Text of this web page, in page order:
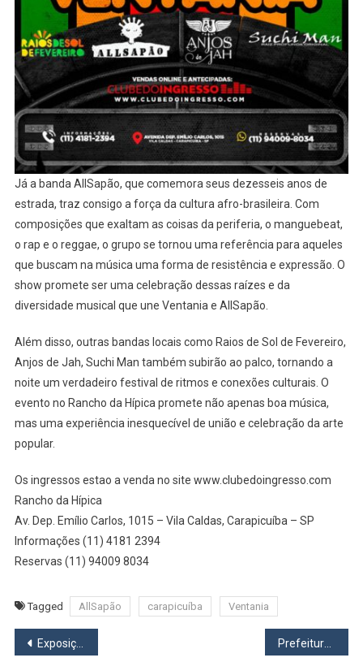
Já a banda AllSapão, que comemora seus dezesseis anos de
estrada, traz consigo a força da cultura afro-brasileira. Com
composições que exaltam as coisas da periferia, o manguebeat,
o rap e o reggae, o grupo se tornou uma referência para aqueles
que buscam na música uma forma de resistência e expressão. O
show promete ser uma celebração dessas raízes e da
diversidade musical que une Ventania e AllSapão.
Além disso, outras bandas locais como Raios de Sol de Fevereiro,
Anjos de Jah, Suchi Man também subirão ao palco, tornando a
noite um verdadeiro festival de ritmos e conexões culturais. O
evento no Rancho da Hípica promete não apenas boa música,
mas uma experiência inesquecível de união e celebração da arte
popular.
Os ingressos estao a venda no site www.clubedoingresso.com
Rancho da Hípica
Av. Dep. Emílio Carlos, 1015 – Vila Caldas, Carapicuíba – SP
Informações (11) 4181 2394
Reservas (11) 94009 8034
Tagged AllSapão carapicuíba Ventania
Navegação
Exposição Identidade: Shopping União celebra a arte e a inclusão no mês da pessoa com deficiência